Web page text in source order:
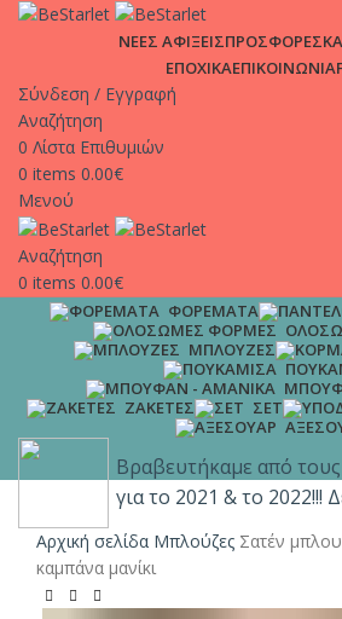
ΝΕΕΣ ΑΦΙΞΕΙΣΠΡΟΣΦΟΡΕΣ
ΕΠΟΧΙΚΑΕΠΙΚΟΙΝΩΝΙΑ
Σύνδεση / Εγγραφή
Αναζήτηση
0 Λίστα Επιθυμιών
0 items 0.00€
Μενού
Αναζήτηση
0 items 0.00€
ΦΟΡΈΜΑΤΑ
ΜΠΛΟΎΖΕΣ
ΖΑΚΈΤΕΣ
ΣΕΤ
Βραβευτήκαμε από τους
για το 2021 & το 2022!!!
Αρχική σελίδα Μπλούζες Σατέν
καμπάνα μανίκι
ΑΠΟΣΤΟΛΕΣ | Σε χρόνο μηδέν στη
και δωρεάν μεταφορικά για